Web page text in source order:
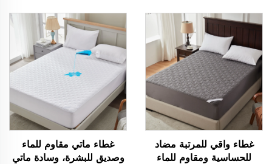
غطاء واقي للمرتبة مضاد
للحساسية ومقاوم للماء
غطاء ماتي مقاوم للماء
وصديق للبشرة، وسادة ماتي